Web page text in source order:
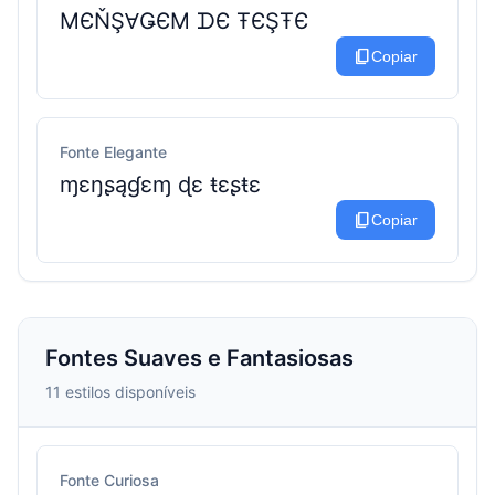
MЄŇŞⱯǤЄM ᗪЄ ŦЄŞŦЄ
content_copyCopiar
Fonte Elegante
ɱɛŋʂąɠɛɱ ɖɛ ŧɛʂŧɛ
content_copyCopiar
Fontes Suaves e Fantasiosas
11 estilos disponíveis
Fonte Curiosa